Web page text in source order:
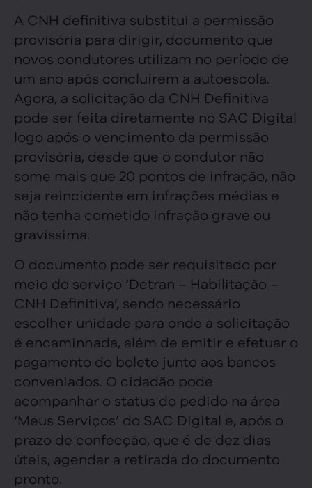
A CNH definitiva substitui a permissão
provisória para dirigir, documento que
novos condutores utilizam no período de
um ano após concluírem a autoescola.
Agora, a solicitação da CNH Definitiva
pode ser feita diretamente no SAC Digital
logo após o vencimento da permissão
provisória, desde que o condutor não
some mais que 20 pontos de infração, não
seja reincidente em infrações médias e
não tenha cometido infração grave ou
gravíssima.
O documento pode ser requisitado por
meio do serviço ‘Detran – Habilitação –
CNH Definitiva’, sendo necessário
escolher unidade para onde a solicitação
é encaminhada, além de emitir e efetuar o
pagamento do boleto junto aos bancos
conveniados. O cidadão pode
acompanhar o status do pedido na área
‘Meus Serviços’ do SAC Digital e, após o
prazo de confecção, que é de dez dias
úteis, agendar a retirada do documento
pronto.